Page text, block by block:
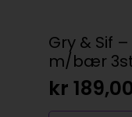
Gry & Sif
m/bær
kr